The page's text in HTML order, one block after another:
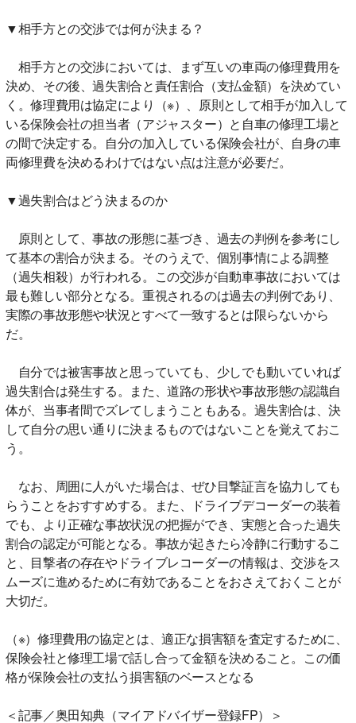
▼相手方との交渉では何が決まる？
相手方との交渉においては、まず互いの車両の修理費用を
決め、その後、過失割合と責任割合（支払金額）を決めてい
く。修理費用は協定により（※）、原則として相手が加入して
いる保険会社の担当者（アジャスター）と自車の修理工場と
の間で決定する。自分の加入している保険会社が、自身の車
両修理費を決めるわけではない点は注意が必要だ。
▼過失割合はどう決まるのか
原則として、事故の形態に基づき、過去の判例を参考にし
て基本の割合が決まる。そのうえで、個別事情による調整
（過失相殺）が行われる。この交渉が自動車事故においては
最も難しい部分となる。重視されるのは過去の判例であり、
実際の事故形態や状況とすべて一致するとは限らないから
だ。
自分では被害事故と思っていても、少しでも動いていれば
過失割合は発生する。また、道路の形状や事故形態の認識自
体が、当事者間でズレてしまうこともある。過失割合は、決
して自分の思い通りに決まるものではないことを覚えておこ
う。
なお、周囲に人がいた場合は、ぜひ目撃証言を協力しても
らうことをおすすめする。また、ドライブデコーダーの装着
でも、より正確な事故状況の把握ができ、実態と合った過失
割合の認定が可能となる。事故が起きたら冷静に行動するこ
と、目撃者の存在やドライブレコーダーの情報は、交渉をス
ムーズに進めるために有効であることをおさえておくことが
大切だ。
（※）修理費用の協定とは、適正な損害額を査定するために、
保険会社と修理工場で話し合って金額を決めること。この価
格が保険会社の支払う損害額のベースとなる
＜記事／奥田知典（マイアドバイザー登録FP）＞